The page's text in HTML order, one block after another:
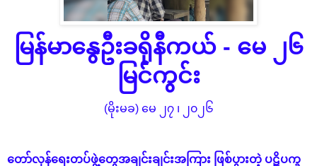
မြန်မာနွေဦးခရိုနီကယ် - မေ ၂၆
မြင်ကွင်း
(မိုးမခ) မေ ၂၇ ၊ ၂၀၂၆
တော်လှန်ရေးတပ်ဖွဲ့တွေအချင်းချင်းအကြား ဖြစ်ပွားတဲ့ ပဋိပက္ခ